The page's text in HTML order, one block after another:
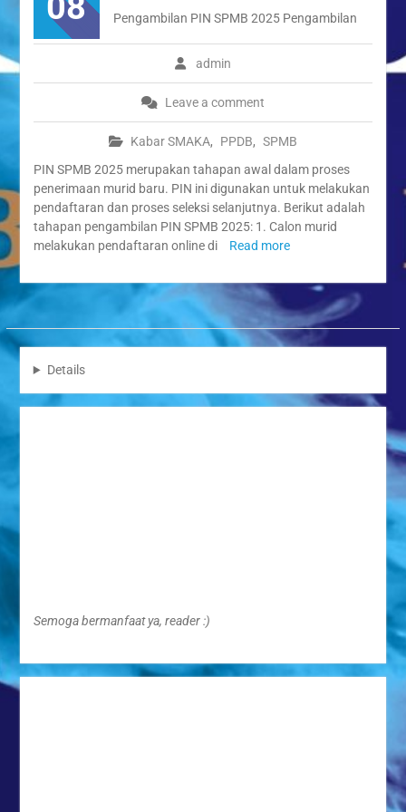
Kebersihan dan Ketertiban
Sekolah
“Syawal Menyatukan Hati:
Harmoni Silaturahmi dalam
Halal Bihalal Keluarga
Besar SMAN 1 Kenduruan
1447 H”
Track SMAN 1 Kenduruan,
Latih Jiwa Wirausaha dan
Kreativitas Siswa
admin
Leave a comment
Kabar SMAKA, PPDB, SPMB
Pengambilan PIN SPMB 2025 Pengambilan
PIN SPMB 2025 merupakan tahapan awal dalam proses
penerimaan murid baru. PIN ini digunakan untuk melakukan
pendaftaran dan proses seleksi selanjutnya. Berikut adalah
tahapan pengambilan PIN SPMB 2025: 1. Calon murid
melakukan pendaftaran online di
Read more
Details
Semoga bermanfaat ya, reader :)